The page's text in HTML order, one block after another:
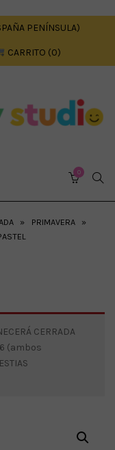
PENÍNSULA)
CARRITO 0
0
» PRIMAVERA
»
CERRADA
(ambos